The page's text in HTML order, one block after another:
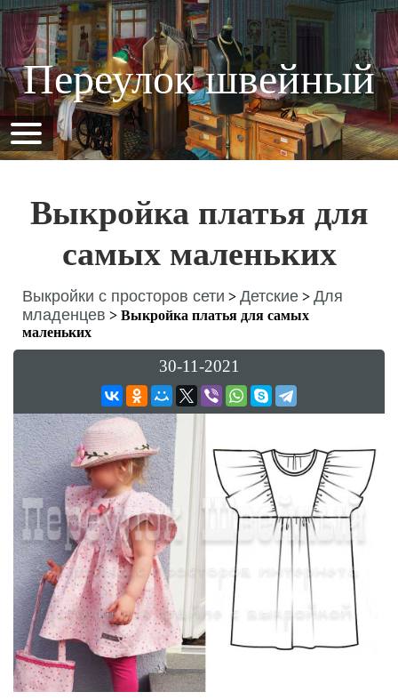
Переулок швейный
Выкройка платья для
самых маленьких
Выкройки с просторов сети > Детские > Для
младенцев > Выкройка платья для самых
маленьких
30-11-2021